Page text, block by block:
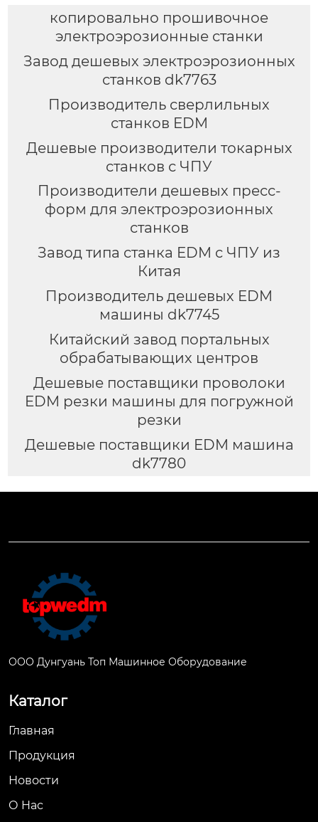
копировально прошивочное
электроэрозионные станки
Завод дешевых электроэрозионных
станков dk7763
Производитель сверлильных
станков EDM
Дешевые производители токарных
станков с ЧПУ
Производители дешевых пресс-
форм для электроэрозионных
станков
Завод типа станка EDM с ЧПУ из
Китая
Производитель дешевых EDM
машины dk7745
Китайский завод портальных
обрабатывающих центров
Дешевые поставщики проволоки
EDM резки машины для погружной
резки
Дешевые поставщики EDM машина
dk7780
ООО Дунгуань Топ Машинное Оборудование
Каталог
Главная
Продукция
Новости
О Hас